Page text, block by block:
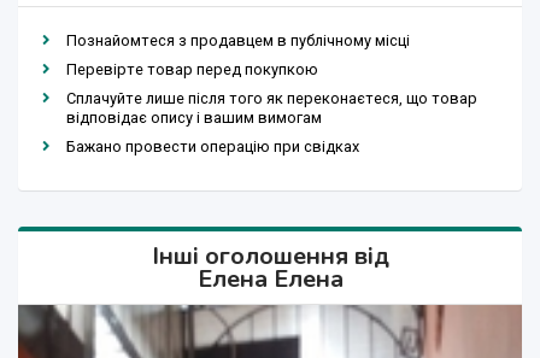
Познайомтеся з продавцем в публічному місці
Перевірте товар перед покупкою
Сплачуйте лише після того як переконаєтеся, що товар
відповідає опису і вашим вимогам
Бажано провести операцію при свідках
Інші оголошення від
Елена Елена